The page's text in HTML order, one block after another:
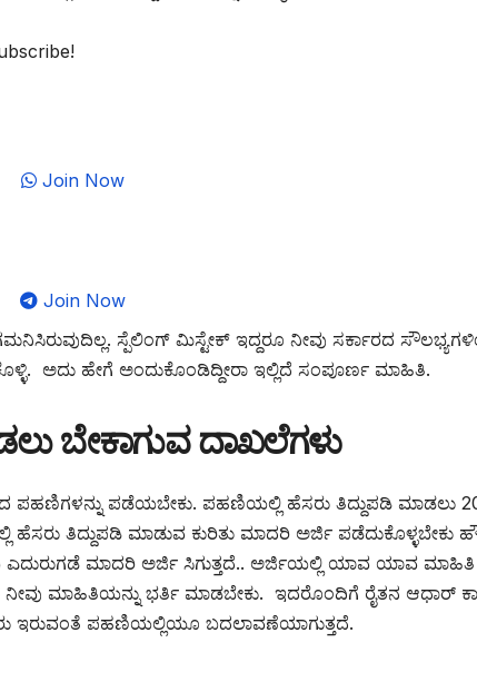
Join Now
Join Now
ಸ್ಪೆಲಿಂಗ್ ಮಿಸ್ಟೇಕ್ ಇದ್ದರೂ ನೀವು ಸರ್ಕಾರದ
ಅದು ಹೇಗೆ ಅಂದುಕೊಂಡಿದ್ದೀರಾ ಇಲ್ಲಿದೆ ಸಂಪೂರ್ಣ ಮಾಹಿತಿ.
ಬೇಕಾಗುವ ದಾಖಲೆಗಳು
ಪಹಣಿಗಳನ್ನು ಪಡೆಯಬೇಕು. ಪಹಣಿಯಲ್ಲಿ ಹೆಸರು ತಿದ್ದುಪಡಿ ಮಾಡಲು
ತಿದ್ದುಪಡಿ ಮಾಡುವ ಕುರಿತು ಮಾದರಿ ಅರ್ಜಿ ಪಡೆದುಕೊಳ್ಳಬೇಕು
ಎದುರುಗಡೆ ಮಾದರಿ ಅರ್ಜಿ ಸಿಗುತ್ತದೆ.. ಅರ್ಜಿಯಲ್ಲಿ ಯಾವ ಯಾವ
ನೀವು ಮಾಹಿತಿಯನ್ನು ಭರ್ತಿ ಮಾಡಬೇಕು. ಇದರೊಂದಿಗೆ ರೈತನ ಆಧಾರ್
ಇರುವಂತೆ ಪಹಣಿಯಲ್ಲಿಯೂ ಬದಲಾವಣೆಯಾಗುತ್ತದೆ.